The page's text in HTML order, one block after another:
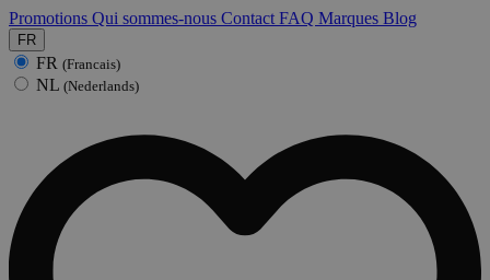
Promotions Qui sommes-nous Contact FAQ Marques Blog
FR
FR (Francais)
NL (Nederlands)